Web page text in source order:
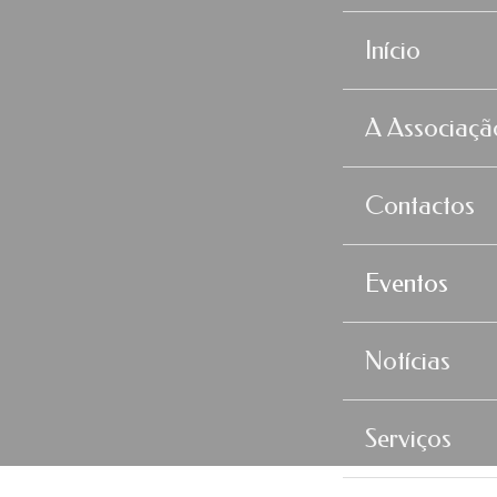
Início
A
Contactos
Eventos
Notícias
Serviços